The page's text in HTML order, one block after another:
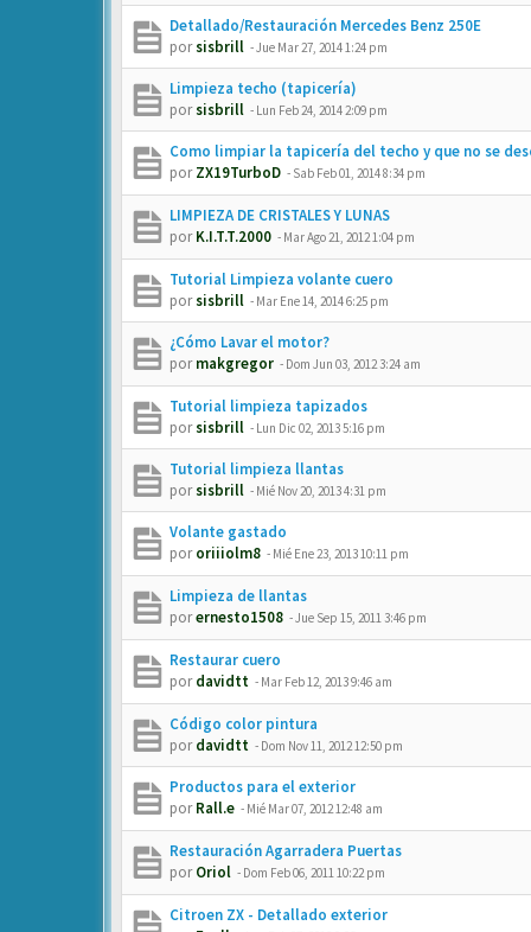
Detallado/Restauración Mercedes Benz 250E
porsisbrill -Jue Mar 27, 2014 1:24 pm
Limpieza techo (tapicería)
porsisbrill - Lun Feb 24, 2014 2:09 pm
Como limpiar la tapicería del techo y que no se
porZX19TurboD - Sab Feb 01, 2014 8:34 pm
LIMPIEZA DE CRISTALES Y LUNAS
porK.I.T.T.2000 - Mar Ago 21, 2012 1:04 pm
Tutorial Limpieza volante cuero
porsisbrill - Mar Ene 14, 2014 6:25 pm
¿Cómo Lavar el motor?
pormakgregor - Dom Jun 03, 2012 3:24 am
Tutorial limpieza tapizados
porsisbrill - Lun Dic 02, 2013 5:16 pm
Tutorial limpieza llantas
porsisbrill - Mié Nov 20, 2013 4:31 pm
Volante gastado
pororiiiolm8 - Mié Ene 23, 2013 10:11 pm
Limpieza de llantas
porernesto1508 -Jue Sep 15, 2011 3:46 pm
Restaurar cuero
pordavidtt - Mar Feb 12, 2013 9:46 am
Código color pintura
pordavidtt - Dom Nov 11, 2012 12:50 pm
Productos para el exterior
porRall.e - Mié Mar 07, 2012 12:48 am
Restauración Agarradera Puertas
porOriol - Dom Feb 06, 2011 10:22 pm
Citroen ZX - Detallado exterior